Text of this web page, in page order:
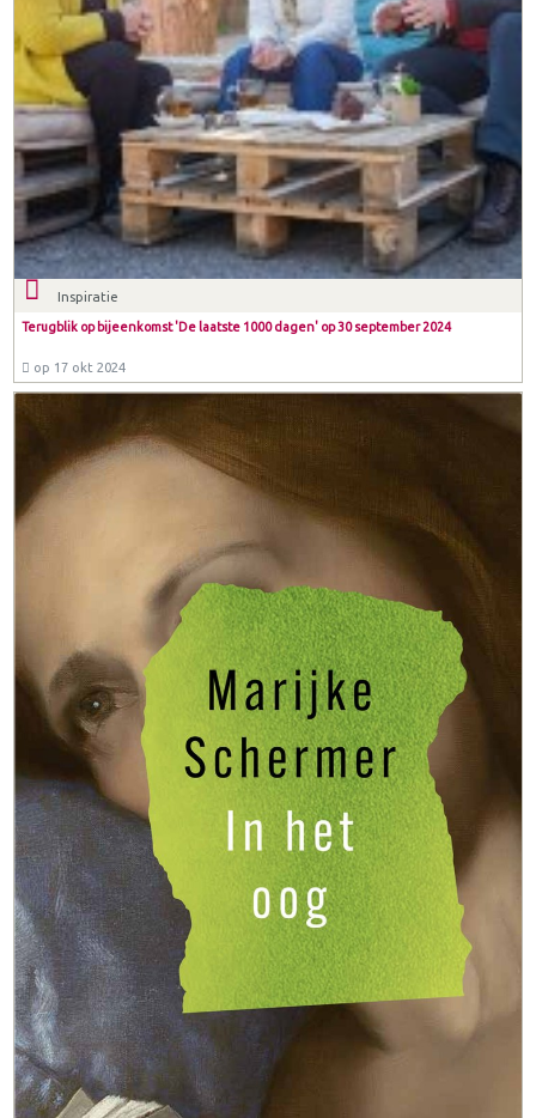
Inspiratie
Terugblik op bijeenkomst 'De laatste 1000 dagen' op 30 september 2024
op 17 okt 2024